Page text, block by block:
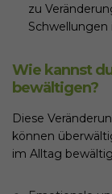
zu
Schwellungen
Wie kannst
bewältigen?
Diese
können
im Alltag